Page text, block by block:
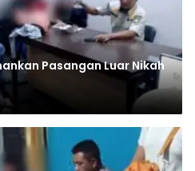
Pasangan Luar Nikah